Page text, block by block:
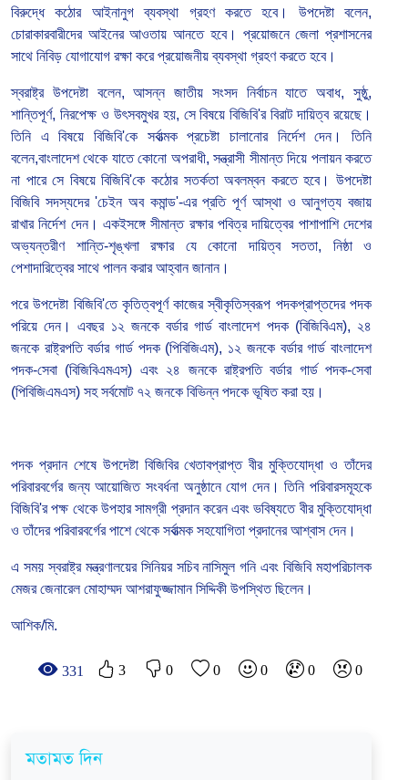
বিরুদ্ধে কঠোর আইনানুগ ব্যবস্থা গ্রহণ করতে হবে। উপদেষ্টা বলেন,
চোরাকারবারীদের আইনের আওতায় আনতে হবে। প্রয়োজনে জেলা প্রশাসনের
সাথে নিবিড় যোগাযোগ রক্ষা করে প্রয়োজনীয় ব্যবস্থা গ্রহণ করতে হবে।
স্বরাষ্ট্র উপদেষ্টা বলেন, আসন্ন জাতীয় সংসদ নির্বাচন যাতে অবাধ, সুষ্ঠু,
শান্তিপূর্ণ, নিরপেক্ষ ও উৎসবমুখর হয়, সে বিষয়ে বিজিবি'র বিরাট দায়িত্ব রয়েছে।
তিনি এ বিষয়ে বিজিবি'কে সর্বাত্মক প্রচেষ্টা চালানোর নির্দেশ দেন। তিনি
বলেন,বাংলাদেশ থেকে যাতে কোনো অপরাধী, সন্ত্রাসী সীমান্ত দিয়ে পলায়ন করতে
না পারে সে বিষয়ে বিজিবি'কে কঠোর সতর্কতা অবলম্বন করতে হবে। উপদেষ্টা
বিজিবি সদস্যদের 'চেইন অব কমান্ড'-এর প্রতি পূর্ণ আস্থা ও আনুগত্য বজায়
রাখার নির্দেশ দেন। একইসঙ্গে সীমান্ত রক্ষার পবিত্র দায়িত্বের পাশাপাশি দেশের
অভ্যন্তরীণ শান্তি-শৃঙ্খলা রক্ষার যে কোনো দায়িত্ব সততা, নিষ্ঠা ও
পেশাদারিত্বের সাথে পালন করার আহ্বান জানান।
পরে উপদেষ্টা বিজিবি'তে কৃতিত্বপূর্ণ কাজের স্বীকৃতিস্বরূপ পদকপ্রাপ্তদের পদক
পরিয়ে দেন। এবছর ১২ জনকে বর্ডার গার্ড বাংলাদেশ পদক (বিজিবিএম), ২৪
জনকে রাষ্ট্রপতি বর্ডার গার্ড পদক (পিবিজিএম), ১২ জনকে বর্ডার গার্ড বাংলাদেশ
পদক-সেবা (বিজিবিএমএস) এবং ২৪ জনকে রাষ্ট্রপতি বর্ডার গার্ড পদক-সেবা
(পিবিজিএমএস) সহ সর্বমোট ৭২ জনকে বিভিন্ন পদকে ভূষিত করা হয়।
পদক প্রদান শেষে উপদেষ্টা বিজিবির খেতাবপ্রাপ্ত বীর মুক্তিযোদ্ধা ও তাঁদের
পরিবারবর্গের জন্য আয়োজিত সংবর্ধনা অনুষ্ঠানে যোগ দেন। তিনি পরিবারসমূহকে
বিজিবি'র পক্ষ থেকে উপহার সামগ্রী প্রদান করেন এবং ভবিষ্যতে বীর মুক্তিযোদ্ধা
ও তাঁদের পরিবারবর্গের পাশে থেকে সর্বাত্মক সহযোগিতা প্রদানের আশ্বাস দেন।
এ সময় স্বরাষ্ট্র মন্ত্রণালয়ের সিনিয়র সচিব নাসিমুল গনি এবং বিজিবি মহাপরিচালক
মেজর জেনারেল মোহাম্মদ আশরাফুজ্জামান সিদ্দিকী উপস্থিত ছিলেন।
আশিক/মি.
331 3 0 0 0 0 0
মতামত দিন